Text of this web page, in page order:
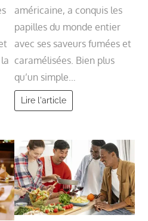
américaine, a conquis les
papilles du monde entier
avec ses saveurs fumées et
caramélisées. Bien plus
qu’un simple…
Lire l'article